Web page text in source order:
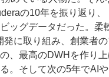
の10年を振り返り、
ッグデータだった。柔
発に取り組み、創業者
、最高のDWHを作り
。そして次の5年でAI